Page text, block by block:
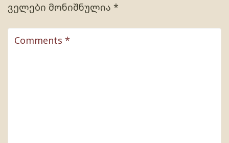
ველები მონიშნულია *